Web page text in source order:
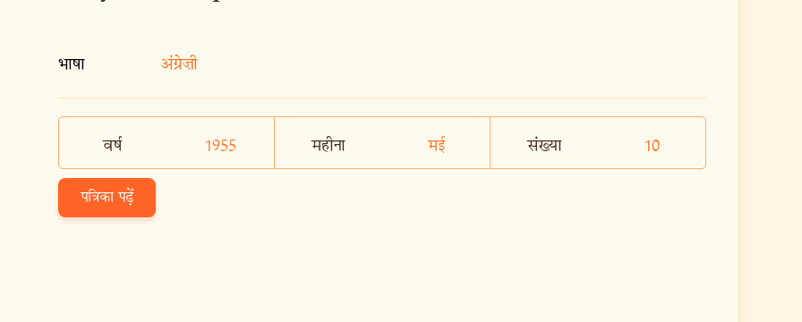
भाषा अंग्रेज़ी
वर्ष 1955 महीना मई संख्या 10
पत्रिका पढ़ें